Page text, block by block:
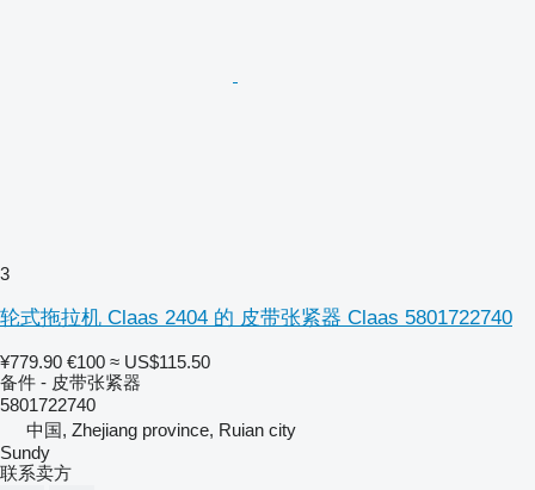
3
轮式拖拉机 Claas 2404 的 皮带张紧器 Claas 5801722740
¥779.90 €100 ≈ US$115.50
备件 - 皮带张紧器
5801722740
中国, Zhejiang province, Ruian city
Sundy
联系卖方